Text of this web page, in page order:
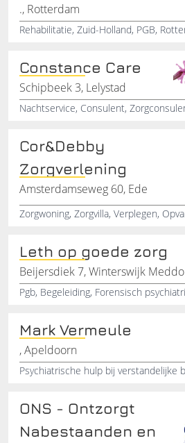
., Rotterdam
Constance Care
Schipbeek 3, Lelystad
Cor&Debby
Zorgverlening
Amsterdamseweg 60, Ede
Leth op goede zorg
Beijersdiek 7, Winterswijk Meddo
Mark Vermeule
, Apeldoorn
ONS - Ontzorgt
Nabestaanden en